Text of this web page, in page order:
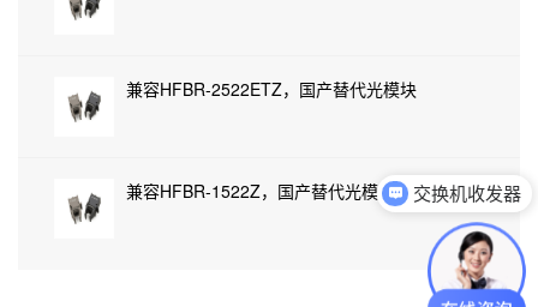
兼容HFBR-2522ETZ，国产替代光模块
兼容HFBR-1522Z，国产替代光模块 可以介绍下你们的产品么